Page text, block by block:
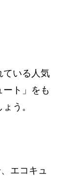
ている人気
ト」をも
う。
エコキュ